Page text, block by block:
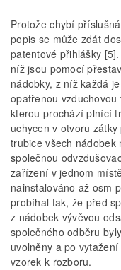
Protože chybí
popis se může zdát
patentové přihlášky
níž jsou pomocí
nádobky, z níž každá
opatřenou
kterou prochází plnící
uchycen v otvoru
trubice všech nádobek
společnou
zařízení v jednom
nainstalováno až osm
probíhal tak, že před
z nádobek vývěvou
společného odběru
uvolněny a po
vzorek k rozboru.